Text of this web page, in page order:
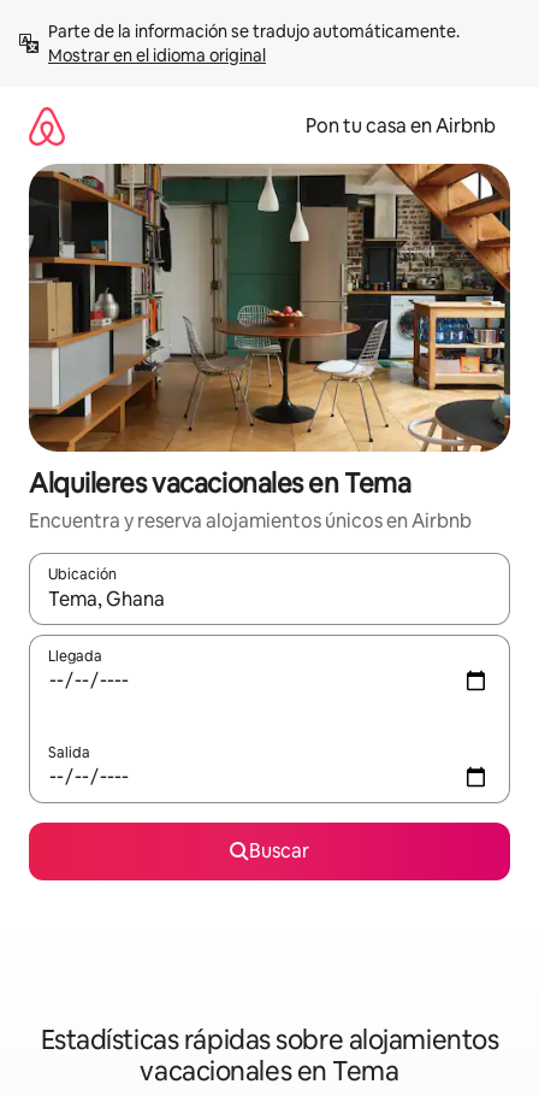
contenidoMostrar en el idioma original
Pon tu casa en Airbnb
Alquileres vacacionales en Tema
Encuentra y reserva alojamientos únicos en Airbnb
Ubicación
Cuando los resultados estén disponibles, navega con las
Llegada
Salida
Buscar
Estadísticas rápidas sobre alojamientos
vacacionales en Tema